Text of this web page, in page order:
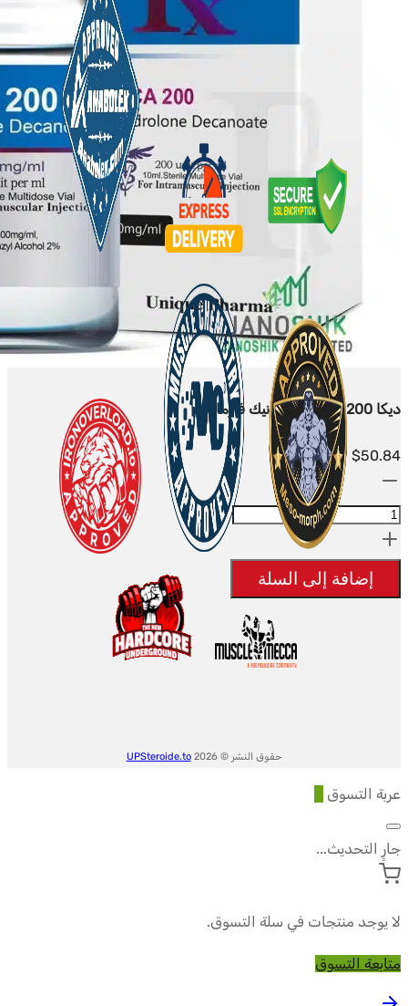
ديكا 200 ملغ/مل - يونيك فارما
$50.84
الكمية:
Deca
200mg/ml
-
UNIQUE-
إضافة إلى السلة
حقوق النشر © 2026 UPSteroide.to
عربة التسوق
جارٍ التحديث...
لا يوجد منتجات في سلة التسوق.
متابعة التسوق